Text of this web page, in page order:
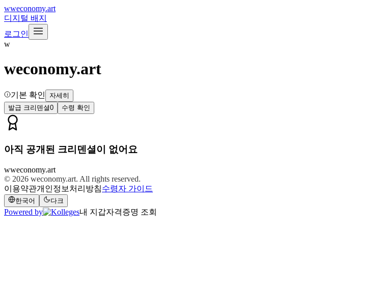
wweconomy.art
디지털 배지
로그인
w
weconomy.art
기본 확인
자세히
발급 크리덴셜0 수령 확인
아직 공개된 크리덴셜이 없어요
wweconomy.art
© 2026 weconomy.art. All rights reserved.
이용약관개인정보처리방침수령자 가이드
한국어 다크
Powered by 내 지갑자격증명 조회